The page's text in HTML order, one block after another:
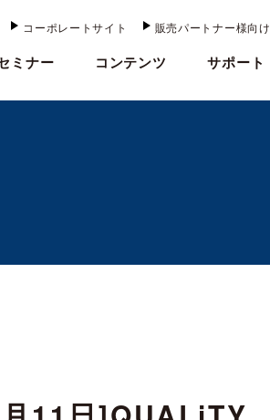
コーポレートサイト 販売パートナー様向け
ミナー コンテンツ サポート